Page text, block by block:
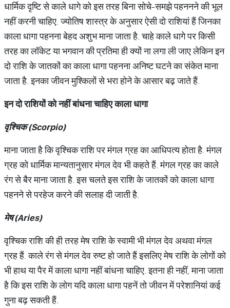
धार्मिक दृष्टि से काले धागे को इस तरह बिना सोचे-समझे पहननने की भूल
नहीं करनी चाहिए. ज्योतिष शास्त्र के अनुसार ऐसी दो राशियां हैं जिनका
काला धागा पहनना बेहद अशुभ माना जाता है. चाहे काले धागे पर किसी
तरह का लॉकेट या भगवान की प्रतिमा ही क्यों ना लगा ली जाए लेकिन इन
दो राशि के जातकों का काला धागा पहनना अनिष्ट घटने का संकेत माना
जाता है. इनका जीवन मुश्किलों से भरा होने के आसार बढ़ जाते हैं.
इनदोराशियोंकोनहींबांधनाचाहिएकालाधागा
वृश्चिक(Scorpio)
माना जाता है कि वृश्चिक राशि पर मंगल ग्रह का आधिपत्य होता है. मंगल
ग्रह को धार्मिक मान्यतानुसार मंगल देव भी कहते हैं. मंगल ग्रह का काले
रंग से बैर माना जाता है. इस चलते इस राशि के जातकों को काला धागा
पहनने से परहेज करने की सलाह दी जाती है.
मेष(Aries)
वृश्चिक राशि की ही तरह मेष राशि के स्वामी भी मंगल देव अथवा मंगल
ग्रह हैं. काले रंग से मंगल देव रुष्ट हो जाते हैं इसलिए मेष राशि के लोगों को
भी हाथ या पैर में काला धागा नहीं बांधना चाहिए. इतना ही नहीं, माना जाता
है कि इस राशि के लोग यदि काला धागा पहनें तो जीवन में परेशानियां कई
गुना बढ़ सकती हैं.